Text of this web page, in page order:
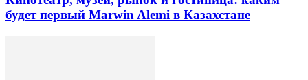
будет первый Marwin Alemi в Казахстане